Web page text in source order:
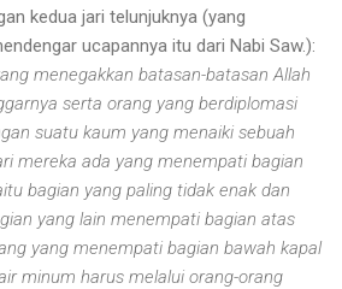
kedua jari telunjuknya (yang
ucapannya itu dari Nabi Saw.):
menegakkan batasan-batasan Allah
serta orang yang berdiplomasi
suatu kaum yang menaiki sebuah
mereka ada yang menempati bagian
bagian yang paling tidak enak dan
yang lain menempati bagian atas
yang menempati bagian bawah kapal
minum harus melalui orang-orang